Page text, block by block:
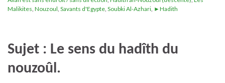
Malikites Nouzoul Savants d'Egypte Soubki Al-Azhari ►Hadith
Sujet : Le sens du hadîth du
nouzoûl.